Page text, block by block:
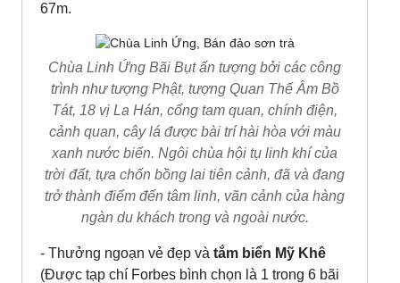
67m.
Chùa Linh Ứng Bãi Bụt ấn tượng bởi các công
trình như tượng Phật, tượng Quan Thế Âm Bồ
Tát, 18 vị La Hán, cổng tam quan, chính điện,
cảnh quan, cây lá được bài trí hài hòa với màu
xanh nước biển. Ngôi chùa hội tụ linh khí của
trời đất, tựa chốn bồng lai tiên cảnh, đã và đang
trở thành điểm đến tâm linh, vãn cảnh của hàng
ngàn du khách trong và ngoài nước.
- Thưởng ngoạn vẻ đẹp và tắm biển Mỹ Khê
(Được tạp chí Forbes bình chọn là 1 trong 6 bãi